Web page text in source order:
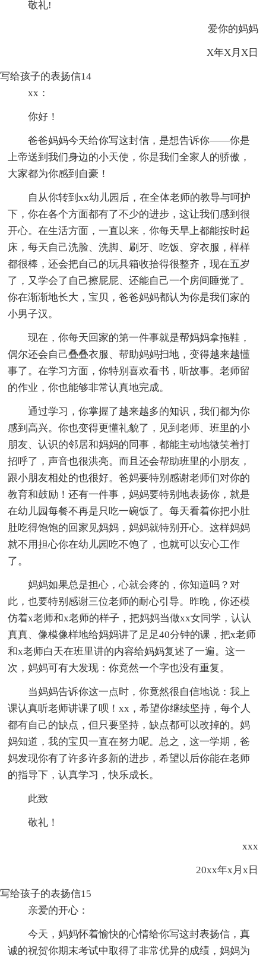
敬礼!
爱你的妈妈
X年X月X日
写给孩子的表扬信14
xx：
你好！
爸爸妈妈今天给你写这封信，是想告诉你——你是
上帝送到我们身边的小天使，你是我们全家人的骄傲，
大家都为你感到自豪！
自从你转到xx幼儿园后，在全体老师的教导与呵护
下，你在各个方面都有了不少的进步，这让我们感到很
开心。在生活方面，一直以来，你每天早上都能按时起
床，每天自己洗脸、洗脚、刷牙、吃饭、穿衣服，样样
都很棒，还会把自己的玩具箱收拾得很整齐，现在五岁
了，又学会了自己擦屁屁、还能自己一个房间睡觉了。
你在渐渐地长大，宝贝，爸爸妈妈都认为你是我们家的
小男子汉。
现在，你每天回家的第一件事就是帮妈妈拿拖鞋，
偶尔还会自己叠叠衣服、帮助妈妈扫地，变得越来越懂
事了。在学习方面，你特别喜欢看书，听故事。老师留
的作业，你也能够非常认真地完成。
通过学习，你掌握了越来越多的知识，我们都为你
感到高兴。你也变得更懂礼貌了，见到老师、班里的小
朋友、认识的邻居和妈妈的同事，都能主动地微笑着打
招呼了，声音也很洪亮。而且还会帮助班里的小朋友，
跟小朋友相处的也很好。爸妈要特别感谢老师们对你的
教育和鼓励！还有一件事，妈妈要特别地表扬你，就是
在幼儿园每餐不再是只吃一碗饭了。每天看着你把小肚
肚吃得饱饱的回家见妈妈，妈妈就特别开心。这样妈妈
就不用担心你在幼儿园吃不饱了，也就可以安心工作
了。
妈妈如果总是担心，心就会疼的，你知道吗？对
此，也要特别感谢三位老师的耐心引导。昨晚，你还模
仿着x老师和x老师的样子，把妈妈当做xx女同学，认认
真真、像模像样地给妈妈讲了足足40分钟的课，把x老师
和x老师白天在班里讲的内容给妈妈复述了一遍。这一
次，妈妈可有大发现：你竟然一个字也没有重复。
当妈妈告诉你这一点时，你竟然很自信地说：我上
课认真听老师讲课了呗！xx，希望你继续坚持，每个人
都有自己的缺点，但只要坚持，缺点都可以改掉的。妈
妈知道，我的宝贝一直在努力呢。总之，这一学期，爸
妈发现你有了许多许多新的进步，希望以后你能在老师
的指导下，认真学习，快乐成长。
此致
敬礼！
xxx
20xx年x月x日
写给孩子的表扬信15
亲爱的开心：
今天，妈妈怀着愉快的心情给你写这封表扬信，真
诚的祝贺你期末考试中取得了非常优异的成绩，妈妈为